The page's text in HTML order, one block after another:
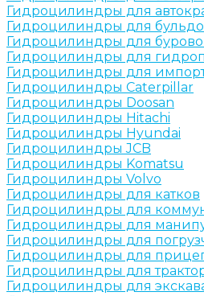
Гидроцилиндры для
Гидроцилиндры для
Гидроцилиндры для
Гидроцилиндры для
Гидроцилиндры для
Гидроцилиндры Caterpillar
Гидроцилиндры Doosan
Гидроцилиндры Hitachi
Гидроцилиндры Hyundai
Гидроцилиндры JCB
Гидроцилиндры Komatsu
Гидроцилиндры Volvo
Гидроцилиндры для катков
Гидроцилиндры для
Гидроцилиндры для
Гидроцилиндры для
Гидроцилиндры для
Гидроцилиндры для
Гидроцилиндры для